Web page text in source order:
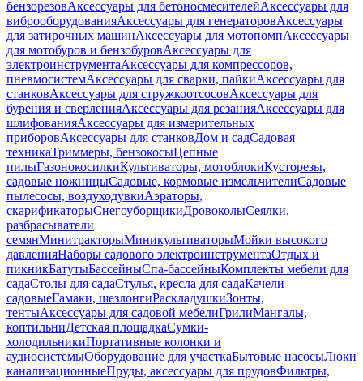
бензорезовАксессуары для бетоносмесителейАксессуары для
виброоборудованияАксессуары для генераторовАксессуары
для затирочных машинАксессуары для мотопомпАксессуары
для мотобуров и бензобуровАксессуары для
электроинструментаАксессуары для компрессоров,
пневмосистемАксессуары для сварки, пайкиАксессуары для
станковАксессуары для стружкоотсосовАксессуары для
бурения и сверленияАксессуары для резанияАксессуары для
шлифованияАксессуары для измерительных
приборовАксессуары для станковДом и садСадовая
техникаТриммеры, бензокосыЦепные
пилыГазонокосилкиКультиваторы, мотоблокиКусторезы,
садовые ножницыСадовые, кормовые измельчителиСадовые
пылесосы, воздуходувкиАэраторы,
скарификаторыСнегоуборщикиДровоколыСеялки,
разбрасыватели
семянМинитракторыМиникультиваторыМойки высокого
давленияНаборы садового электроинструментаОтдых и
пикникБатутыБассейныСпа-бассейныКомплекты мебели для
садаСтолы для садаСтулья, кресла для садаКачели
садовыеГамаки, шезлонгиРаскладушкиЗонты,
тентыАксессуары для садовой мебелиГрилиМангалы,
коптильниДетская площадкаСумки-
холодильникиПортативные колонки и
аудиосистемыОборудование для участкаБытовые насосыЛюки
канализационныеПруды, аксессуары для прудовФильтры,